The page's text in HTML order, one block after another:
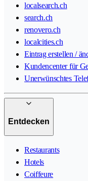
localsearch.ch
search.ch
renovero.ch
localcities.ch
Eintrag erstellen /
Kundencenter für
Unerwünschtes
Entdecken
Restaurants
Hotels
Coiffeure